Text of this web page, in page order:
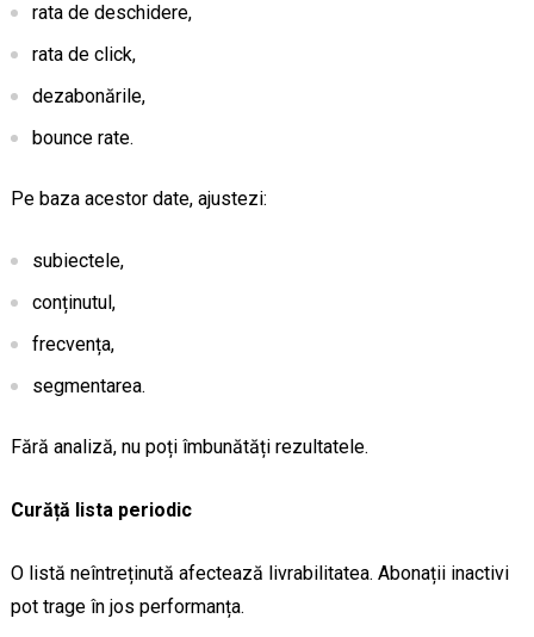
rata de deschidere,
rata de click,
dezabonările,
bounce rate.
Pe baza acestor date, ajustezi:
subiectele,
conținutul,
frecvența,
segmentarea.
Fără analiză, nu poți îmbunătăți rezultatele.
Curăță lista periodic
O listă neîntreținută afectează livrabilitatea. Abonații inactivi
pot trage în jos performanța.